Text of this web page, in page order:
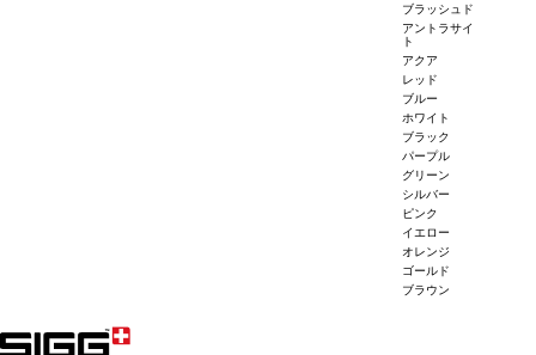
ブラッシュド
アントラサイ
ト
アクア
レッド
ブルー
ホワイト
ブラック
パープル
グリーン
シルバー
ピンク
イエロー
オレンジ
ゴールド
ブラウン